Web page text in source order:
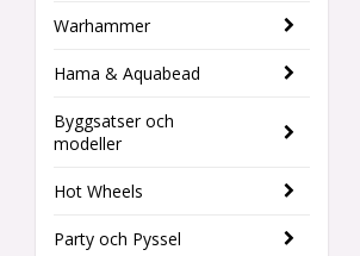
Warhammer
Hama & Aquabead
Byggsatser och
modeller
Hot Wheels
Party och Pyssel